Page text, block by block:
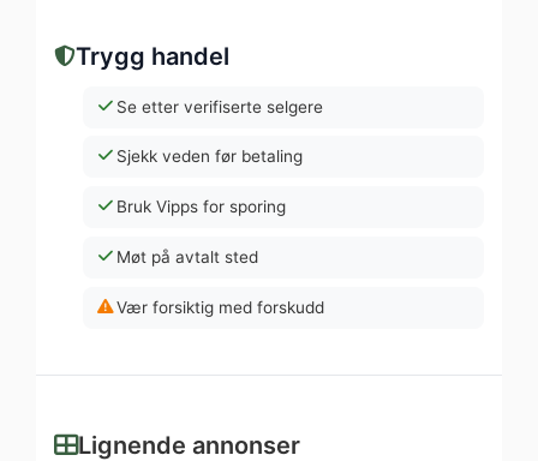
Trygg handel
Se etter verifiserte selgere
Sjekk veden før betaling
Bruk Vipps for sporing
Møt på avtalt sted
Vær forsiktig med forskudd
Lignende annonser